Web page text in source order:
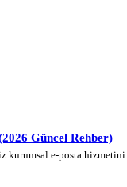
Güncel Rehber)
kurumsal e-posta